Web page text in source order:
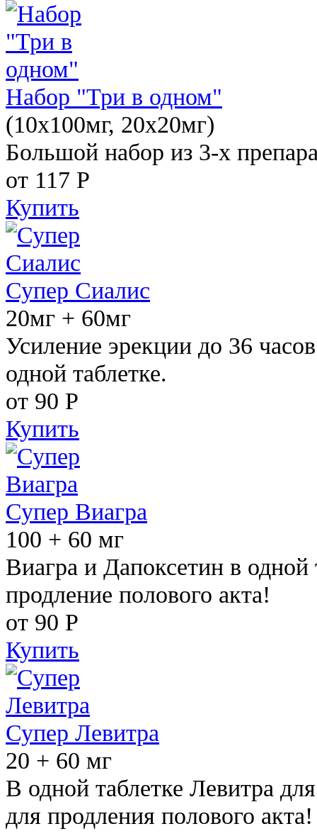
Набор "Три в одном"
(10x100мг, 20x20мг)
Большой набор из 3-х
от 117 Р
Купить
Супер Сиалис
20мг + 60мг
Усиление эрекции до 36
одной таблетке.
от 90 Р
Купить
Супер Виагра
100 + 60 мг
Виагра и Дапоксетин в одной
продление полового акта!
от 90 Р
Купить
Супер Левитра
20 + 60 мг
В одной таблетке Левитра
для продления полового акта!